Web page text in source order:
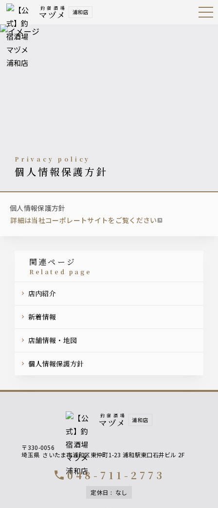
釣宿酒場
マヅメ 浦和店 Open
Navig
privacy policy
個人情報保護方針
個人情報保護方針
詳細は当社コーポレートサイトをご覧ください
関連ページ
related page
店内紹介
新着情報
店舗情報・地図
個人情報保護方針
釣宿酒場
マヅメ 浦和店
〒330-0056
埼玉県 さいたま市浦和区東仲町1-23 浦和駅東口石井ビル 2F
call 048-711-2773
定休日 : なし